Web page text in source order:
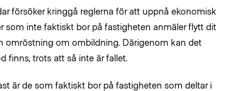
försöker kringgå reglerna för att uppnå ekonomisk
som inte faktiskt bor på fastigheten anmäler flytt dit
omröstning om ombildning. Därigenom kan det
finns, trots att så inte är fallet.
är de som faktiskt bor på fastigheten som deltar i